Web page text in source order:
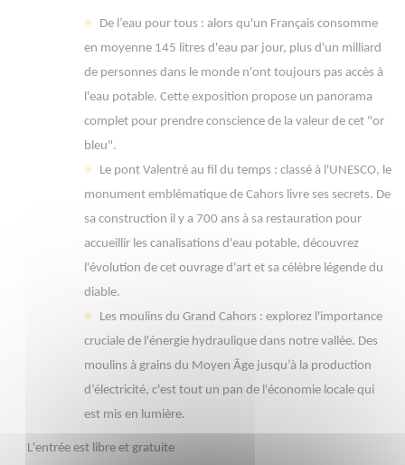
De l’eau pour tous : alors qu'un Français consomme
en moyenne 145 litres d'eau par jour, plus d'un milliard
de personnes dans le monde n'ont toujours pas accès à
l'eau potable. Cette exposition propose un panorama
complet pour prendre conscience de la valeur de cet "or
bleu".
Le pont Valentré au fil du temps : classé à l'UNESCO, le
monument emblématique de Cahors livre ses secrets. De
sa construction il y a 700 ans à sa restauration pour
accueillir les canalisations d'eau potable, découvrez
l'évolution de cet ouvrage d'art et sa célèbre légende du
diable.
Les moulins du Grand Cahors : explorez l'importance
cruciale de l'énergie hydraulique dans notre vallée. Des
moulins à grains du Moyen Âge jusqu’à la production
d’électricité, c'est tout un pan de l'économie locale qui
est mis en lumière.
L'entrée est libre et gratuite